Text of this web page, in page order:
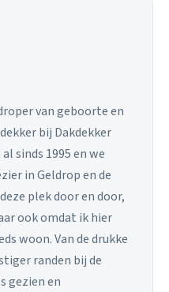
van geboorte en
bij Dakdekker
sinds 1995 en we
in Geldrop en de
plek door en door,
ook omdat ik hier
woon. Van de drukke
randen bij de
gezien en